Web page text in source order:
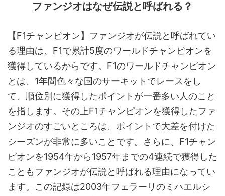
ファンジオはなぜ伝説と呼ばれる？
【F1チャンピオン】ファンジオが伝説と呼ばれてい
る理由は、F1で累計5度のワールドチャンピオンを
獲得しているからです。F1のワールドチャンピオン
とは、1年間色々な国のサーキットでレースをし
て、順位別に獲得したポイントが一番多い人のこと
を指します。その上F1チャンピオンを獲得したファ
ンジオのすごいところは、ポイントで大差を付けた
シーズンが非常に多いことです。さらに、F1チャン
ピオンを1954年から1957年までの4連続で獲得した
こともファンジオが伝説と呼ばれる理由になってい
ます。この記録は2003年フェラーリのミハエルシ